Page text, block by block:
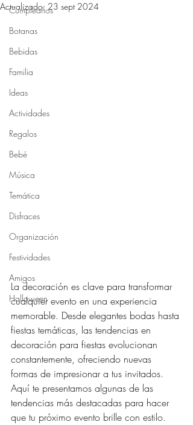
Cumpleaños
Botanas
Bebidas
Familia
Ideas
Actividades
Regalos
Bebé
Música
Temática
Disfraces
Organización
Festividades
Amigos
Halloween
Actualizado: 23 sept 2024
La decoración es clave para transformar
cualquier evento en una experiencia
memorable. Desde elegantes bodas hasta
fiestas temáticas, las tendencias en
decoración para fiestas evolucionan
constantemente, ofreciendo nuevas
formas de impresionar a tus invitados.
Aquí te presentamos algunas de las
tendencias más destacadas para hacer
que tu próximo evento brille con estilo.